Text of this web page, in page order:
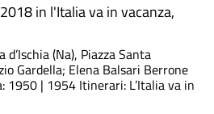
in l'Italia va in vacanza,
d’Ischia (Na), Piazza Santa
Gardella; Elena Balsari Berrone
1950 | 1954 Itinerari: L’Italia va in